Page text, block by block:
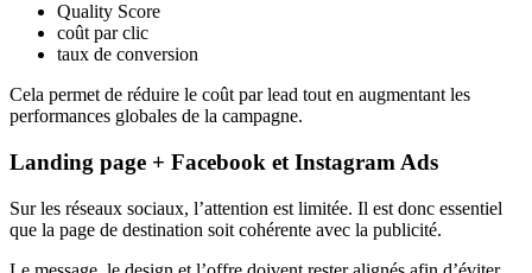
Quality Score
coût par clic
taux de conversion
Cela permet de réduire le coût par lead tout en augmentant les
performances globales de la campagne.
Landing page + Facebook et Instagram Ads
Sur les réseaux sociaux, l’attention est limitée. Il est donc essentiel
que la page de destination soit cohérente avec la publicité.